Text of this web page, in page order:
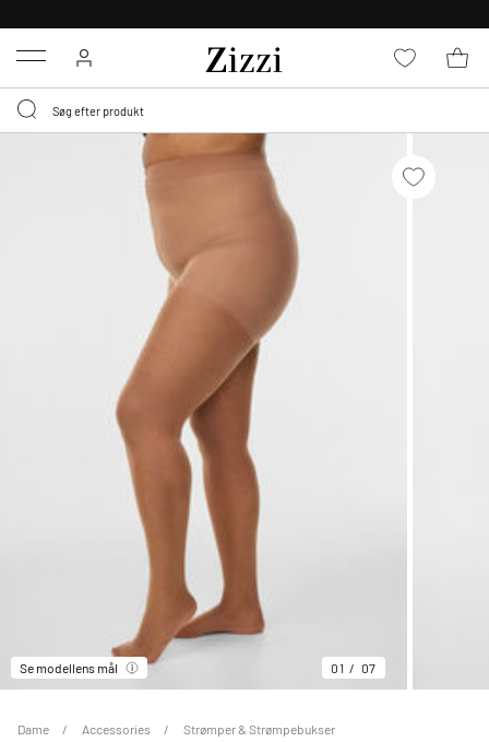
Menu
Se modellens mål 01 07
Dame Accessories Strømper & Strømpebukser